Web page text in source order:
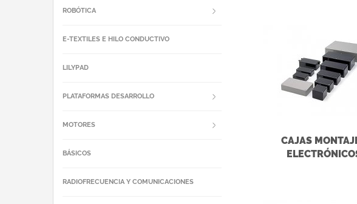
CAJAS
ROBÓTICA
E-TEXTILES E HILO CONDUCTIVO
LILYPAD
PLATAFORMAS DESARROLLO
MOTORES
BÁSICOS
RADIOFRECUENCIA Y COMUNICACIONES